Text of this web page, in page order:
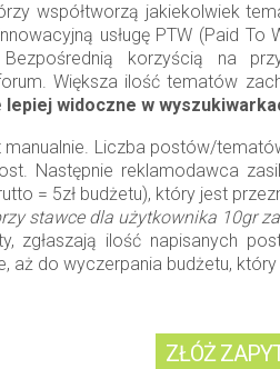
współtworzą jakiekolwiek
usługę PTW (Paid
Bezpośrednią korzyścią na
Większa ilość tematów
lepiej widoczne w
manualnie. Liczba postów/
Następnie reklamodawca
= 5zł budżetu), który jest
stawce dla użytkownika 10gr
zgłaszają ilość napisanych
aż do wyczerpania budżetu,